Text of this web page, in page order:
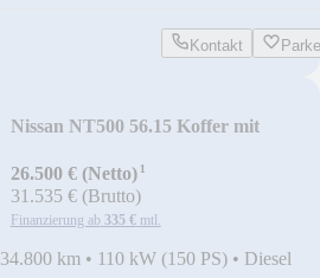
Kontakt
Nissan NT500 56.15 Koffer mit
26.500 € (Netto)¹
31.535 € (Brutto)
Finanzierung ab 335 € mtl.
34.800 km • 110 kW (150 PS) • Diesel